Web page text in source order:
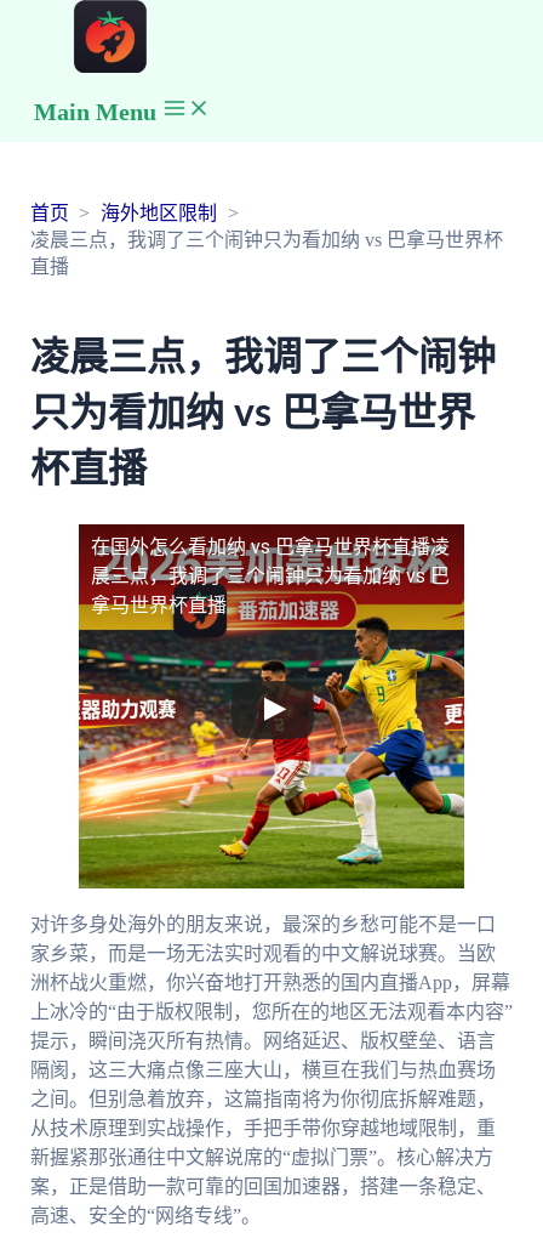
Main Menu
首页
海外地区限制
凌晨三点，我调了三个闹钟只为看加纳 vs 巴拿马世界杯
直播
凌晨三点，我调了三个闹钟
只为看加纳 vs 巴拿马世界
杯直播
在国外怎么看加纳 vs 巴拿马世界杯直播凌
晨三点，我调了三个闹钟只为看加纳 vs 巴
拿马世界杯直播
对许多身处海外的朋友来说，最深的乡愁可能不是一口
家乡菜，而是一场无法实时观看的中文解说球赛。当欧
洲杯战火重燃，你兴奋地打开熟悉的国内直播App，屏幕
上冰冷的“由于版权限制，您所在的地区无法观看本内容”
提示，瞬间浇灭所有热情。网络延迟、版权壁垒、语言
隔阂，这三大痛点像三座大山，横亘在我们与热血赛场
之间。但别急着放弃，这篇指南将为你彻底拆解难题，
从技术原理到实战操作，手把手带你穿越地域限制，重
新握紧那张通往中文解说席的“虚拟门票”。核心解决方
案，正是借助一款可靠的回国加速器，搭建一条稳定、
高速、安全的“网络专线”。